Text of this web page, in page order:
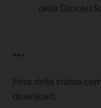
della Diocesi
***
Foto della statua
download: